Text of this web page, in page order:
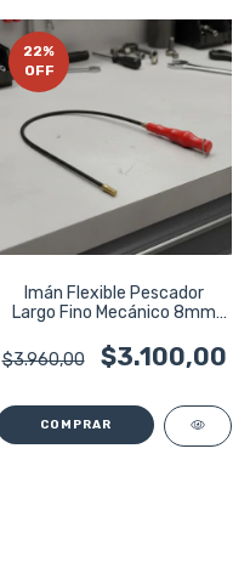
22%
OFF
Imán Flexible Pescador
Largo Fino Mecánico 8mm
$3.960,00
$3.100,00